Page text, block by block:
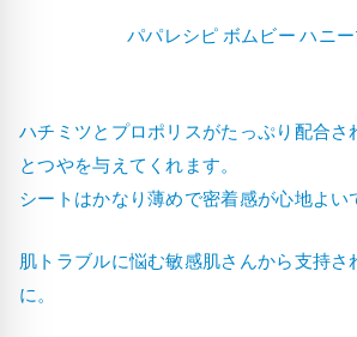
パパレシピ ボムビー ハニ
ハチミツとプロポリスがたっぷり配合さ
とつやを与えてくれます。
シートはかなり薄めで密着感が心地よい
肌トラブルに悩む敏感肌さんから支持さ
に。